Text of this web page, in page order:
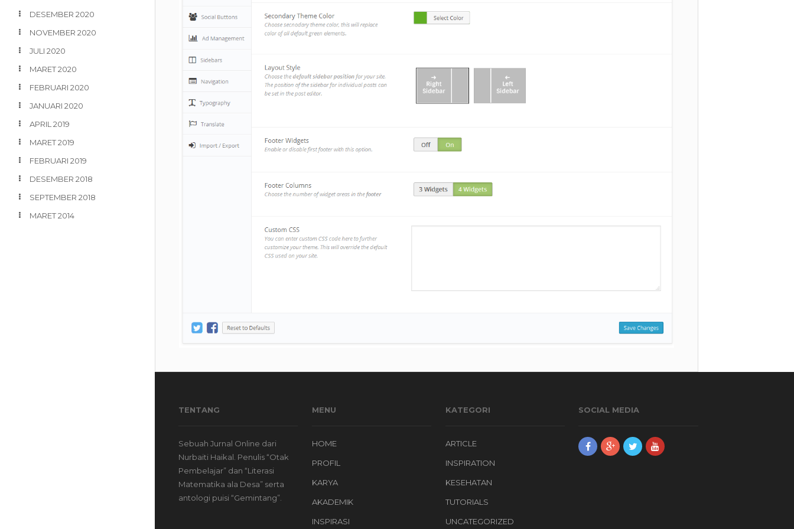
DESEMBER 2020
NOVEMBER 2020
JULI 2020
MARET 2020
FEBRUARI 2020
JANUARI 2020
APRIL 2019
MARET 2019
FEBRUARI 2019
DESEMBER 2018
SEPTEMBER 2018
MARET 2014
TENTANG
Sebuah Jurnal Online dari
Nurbaiti Haikal. Penulis “Otak
Pembelajar” dan “Literasi
Matematika ala Desa” serta
antologi puisi “Gemintang”.
MENU
HOME
PROFIL
KARYA
AKADEMIK
INSPIRASI
KATEGORI
ARTICLE
INSPIRATION
KESEHATAN
TUTORIALS
UNCATEGORIZED
SOCIAL MEDIA